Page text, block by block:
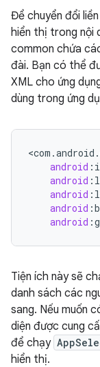
Để chuyển đổi
hiển thị trong nội
common chứa
đài. Bạn có thể
XML cho ứng
dùng trong ứng
<com .android .
android :
android :
android :
android :
android :
Tiện ích này sẽ
danh sách các
sang. Nếu muốn
diện được cung
để chạy
hiển thị.